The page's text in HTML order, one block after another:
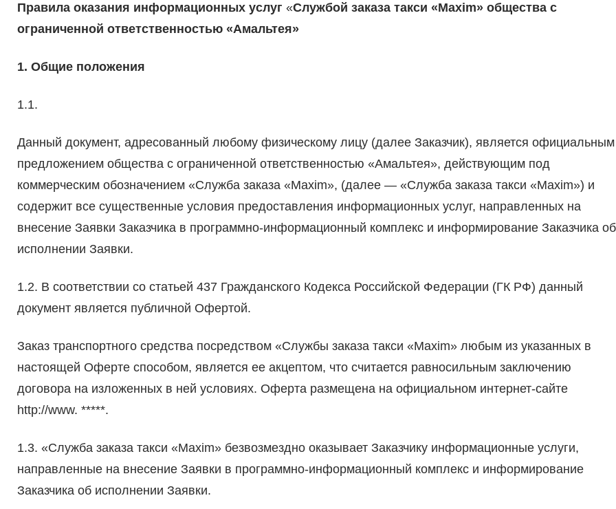
Правила оказания информационных услуг «Службой заказа такси «Maxim» общества с
ограниченной ответственностью «Амальтея»
1. Общие положения
1.1.
Данный документ, адресованный любому физическому лицу (далее Заказчик), является официальным
предложением общества с ограниченной ответственностью «Амальтея», действующим под
коммерческим обозначением «Служба заказа «Maxim», (далее — «Служба заказа такси «Maxim») и
содержит все существенные условия предоставления информационных услуг, направленных на
внесение Заявки Заказчика в программно-информационный комплекс и информирование Заказчика об
исполнении Заявки.
1.2. В соответствии со статьей 437 Гражданского Кодекса Российской Федерации (ГК РФ) данный
документ является публичной Офертой.
Заказ транспортного средства посредством «Службы заказа такси «Maxim» любым из указанных в
настоящей Оферте способом, является ее акцептом, что считается равносильным заключению
договора на изложенных в ней условиях. Оферта размещена на официальном интернет-сайте
http://www. *****.
1.3. «Служба заказа такси «Maxim» безвозмездно оказывает Заказчику информационные услуги,
направленные на внесение Заявки в программно-информационный комплекс и информирование
Заказчика об исполнении Заявки.